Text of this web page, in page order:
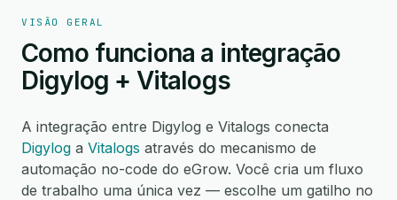
VISÃO GERAL
Como funciona a integração
Digylog + Vitalogs
A integração entre Digylog e Vitalogs conecta
Digylog a Vitalogs através do mecanismo de
automação no-code do eGrow. Você cria um fluxo
de trabalho uma única vez — escolhe um gatilho no